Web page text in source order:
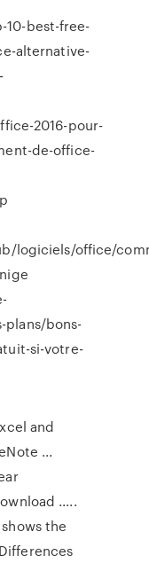
best-free-
alternative-
2016-pour-
de-office-
logiciels/office/
plans/bons-
si-votre-
and
...
.....
the